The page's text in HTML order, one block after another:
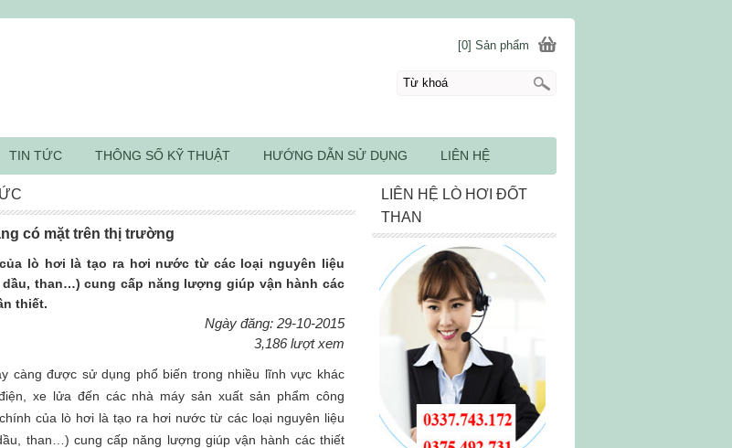
có mặt trên thị trường
lò hơi là tạo ra hơi nước từ các loại nguyên liệu
than…) cung cấp năng lượng giúp vận hành các
thiết.
Ngày đăng: 29-10-2015
3,186 lượt xem
càng được sử dụng phổ biến trong nhiều lĩnh vực khác
xe lửa đến các nhà máy sản xuất sản phẩm công
của lò hơi là tạo ra hơi nước từ các loại nguyên liệu
than…) cung cấp năng lượng giúp vận hành các thiết
LIÊN HỆ LÒ HƠI ĐỐT
THAN
[0] Sản phẩm
TIN TỨC THÔNG SỐ KỸ THUẬT HƯỚNG DẪN SỬ DỤNG LIÊN HỆ